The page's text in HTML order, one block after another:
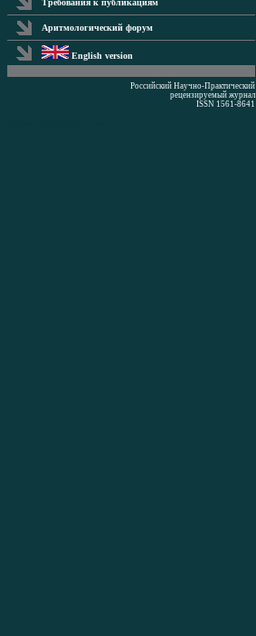
Требования к публикациям
Аритмологический форум
English version
Российский Научно-Практический
рецензируемый журнал
ISSN 1561-8641